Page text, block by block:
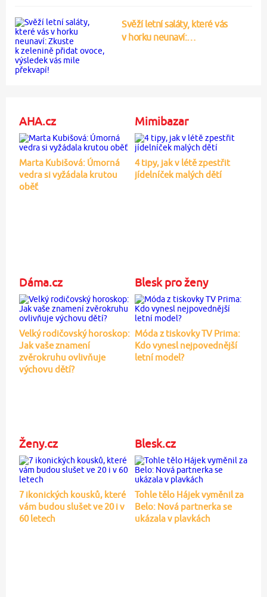
Svěží letní saláty, které vás
v horku neunaví:…
AHA.cz
Marta Kubišová: Úmorná
vedra si vyžádala krutou
oběť
Mimibazar
4 tipy, jak v létě zpestřit
jídelníček malých dětí
Dáma.cz
Velký rodičovský horoskop:
Jak vaše znamení
zvěrokruhu ovlivňuje
výchovu dětí?
Blesk pro ženy
Móda z tiskovky TV Prima:
Kdo vynesl nejpovednější
letní model?
Ženy.cz
7 ikonických kousků, které
vám budou slušet ve 20 i v
60 letech
Blesk.cz
Tohle tělo Hájek vyměnil za
Belo: Nová partnerka se
ukázala v plavkách